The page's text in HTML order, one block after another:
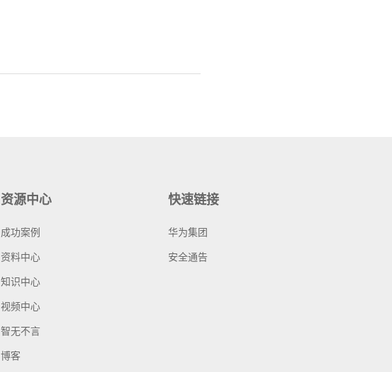
资源中心
成功案例
资料中心
知识中心
视频中心
智无不言
博客
快速链接
华为集团
安全通告